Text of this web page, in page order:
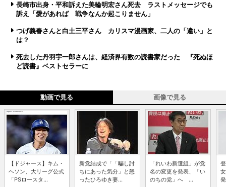
長崎市出身・平和訴えた美輪明宏さん死去 ラストメッセージでも
訴え「愛があれば 戦争なんか起こりません」
つげ義春さんと白土三平さん カリスマ漫画家、二人の「違い」と
は？
死去した丹羽宇一郎さんは、経済界有数の読書家だった 『死ぬほ
ど読書』ベストセラーに
動画で見る 画像で見る
【ドジャース】キム・
ヘソン、大リーグ公式
「PSロースタ...
新党結成で「「騙し討
ちにあった気分」と怒
ったひろゆき妻...
「れいわ新選組」が党
名の変更を発表、「い
のちの党」へ ...